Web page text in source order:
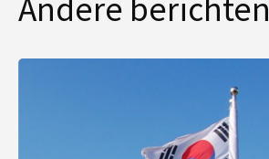
Andere berichten